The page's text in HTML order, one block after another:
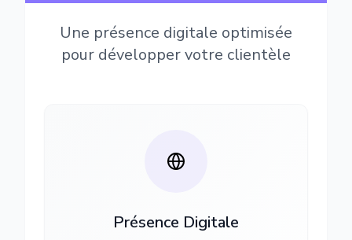
Une présence digitale optimisée
pour développer votre clientèle
Présence Digitale